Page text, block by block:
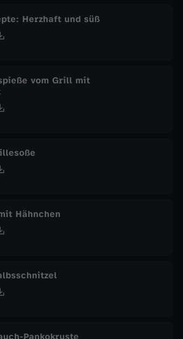
Herzhaft und süß
vom Grill mit
Hähnchen
Pankokruste